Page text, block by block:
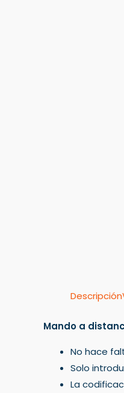
Descripción
Mando a
No hace
Solo
La